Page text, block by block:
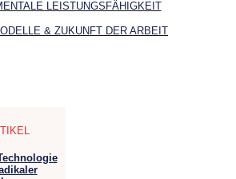
LEISTUNGSFÄHIGKEIT
& ZUKUNFT DER ARBEIT